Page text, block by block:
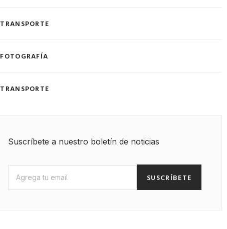
TRANSPORTE
FOTOGRAFÍA
TRANSPORTE
Suscríbete a nuestro boletín de noticias
SUSCRÍBETE